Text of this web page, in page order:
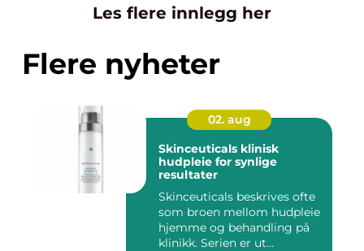
Les flere innlegg her
Flere nyheter
02. aug
Skinceuticals klinisk
hudpleie for synlige
resultater
Skinceuticals beskrives ofte
som broen mellom hudpleie
hjemme og behandling på
klinikk. Serien er ut...